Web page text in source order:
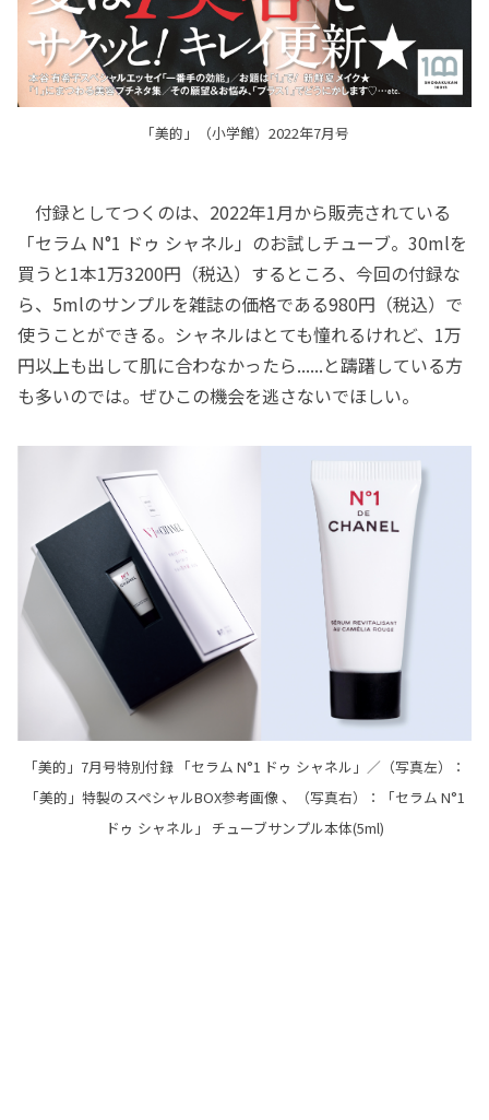
「美的」（小学館）2022年7月号
付録としてつくのは、2022年1月から販売されている
「セラム N°1 ドゥ シャネル」のお試しチューブ。30mlを
買うと1本1万3200円（税込）するところ、今回の付録な
ら、5mlのサンプルを雑誌の価格である980円（税込）で
使うことができる。シャネルはとても憧れるけれど、1万
円以上も出して肌に合わなかったら......と躊躇している方
も多いのでは。ぜひこの機会を逃さないでほしい。
「美的」7月号特別付録 「セラム N°1 ドゥ シャネル」／（写真左）：
「美的」特製のスペシャルBOX参考画像 、（写真右）：「セラム N°1
ドゥ シャネル」 チューブサンプル本体(5ml)